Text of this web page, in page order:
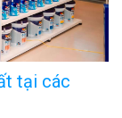
tại các